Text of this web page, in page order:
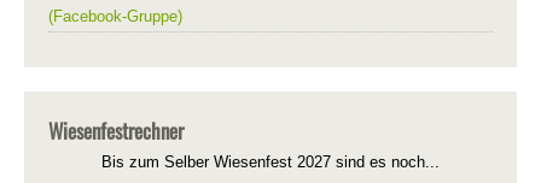
(Facebook-Gruppe)
Wiesenfestrechner
Bis zum Selber Wiesenfest 2027 sind es noch...